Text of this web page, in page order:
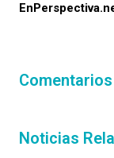
Comentarios
Noticias